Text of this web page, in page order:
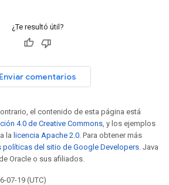
¿Te resultó útil?
Enviar comentarios
el contenido de esta página está
4.0 de Creative Commons, y los ejemplos
la licencia Apache 2.0. Para obtener más
políticas del sitio de Google Developers. Java
Oracle o sus afiliados.
07-19 (UTC)